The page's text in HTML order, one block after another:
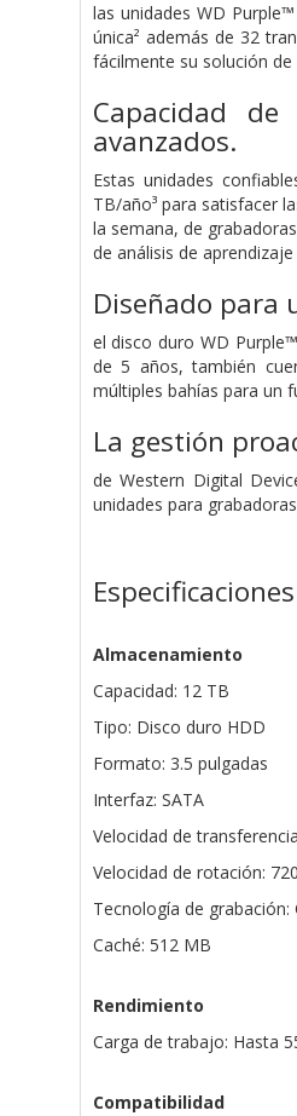
las unidades WD
única² además de 32
fácilmente su solución
Capacidad
avanzados.
Estas unidades
TB/año³ para satisfacer
la semana, de
de análisis de
Diseñado para
el disco duro WD
de 5 años, también
múltiples bahías para un
La gestión
de Western Digital
unidades para
Especificaciones
Almacenamiento
Capacidad: 12 TB
Tipo: Disco duro HDD
Formato: 3.5 pulgadas
Interfaz: SATA
Velocidad de
Velocidad de rotación:
Tecnología de grabación:
Caché: 512 MB
Rendimiento
Carga de trabajo: Hasta
Compatibilidad